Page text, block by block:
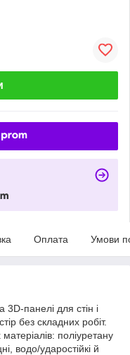
Оплата Умови
3D-панелі для стін і
без складних робіт.
поліуретану
водо/ударостійкі й